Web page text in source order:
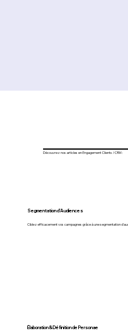
Découvrez nos articles en Engagement Clients / CRM :
Segmentation d'Audiences
Ciblez efficacement vos campagnes grâce à une segmentation
Élaboration & Définition de Personae